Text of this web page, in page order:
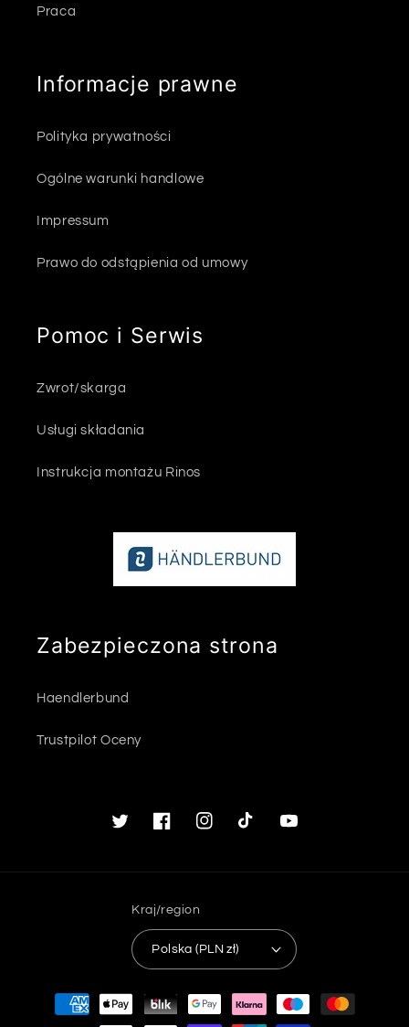
Praca
Informacje prawne
Polityka prywatności
Ogólne warunki handlowe
Impressum
Prawo do odstąpienia od umowy
Pomoc i Serwis
Zwrot/skarga
Usługi składania
Instrukcja montażu Rinos
Zabezpieczona strona
Haendlerbund
Trustpilot Oceny
TwitterFacebookInstagramTikTok Youtube
Kraj/region
Polska (PLN zł)
Metody
płatności